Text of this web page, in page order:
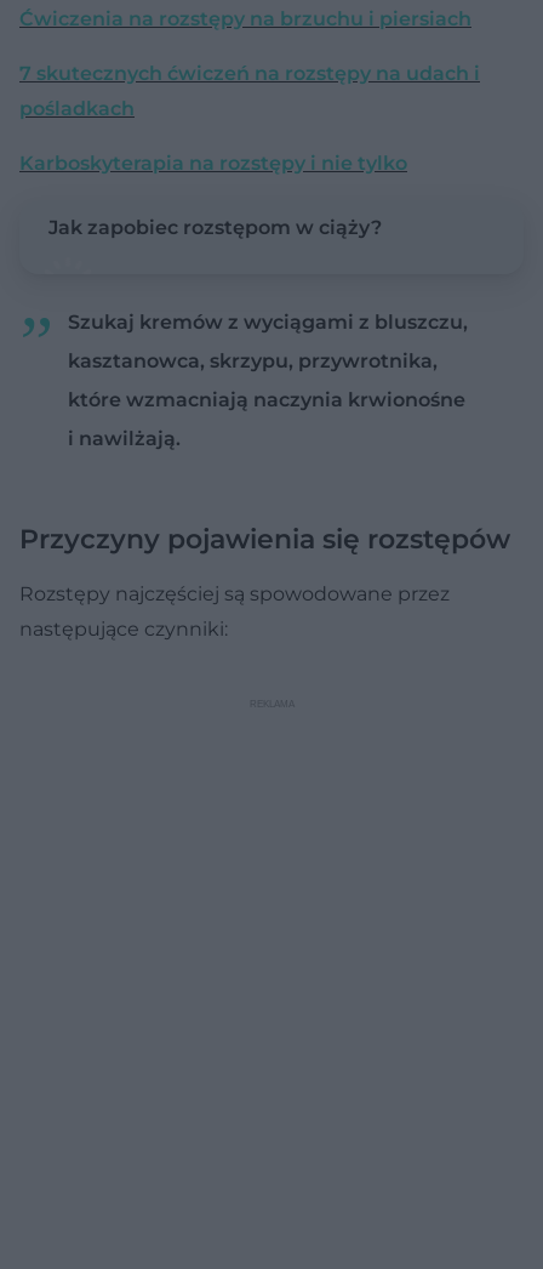
Ćwiczenia na rozstępy na brzuchu i piersiach
7 skutecznych ćwiczeń na rozstępy na udach i
pośladkach
Karboskyterapia na rozstępy i nie tylko
Jak zapobiec rozstępom w ciąży?
Szukaj kremów z wyciągami z bluszczu,
kasztanowca, skrzypu, przywrotnika,
które wzmacniają naczynia krwionośne
i nawilżają.
Przyczyny pojawienia się rozstępów
Rozstępy najczęściej są spowodowane przez
następujące czynniki: